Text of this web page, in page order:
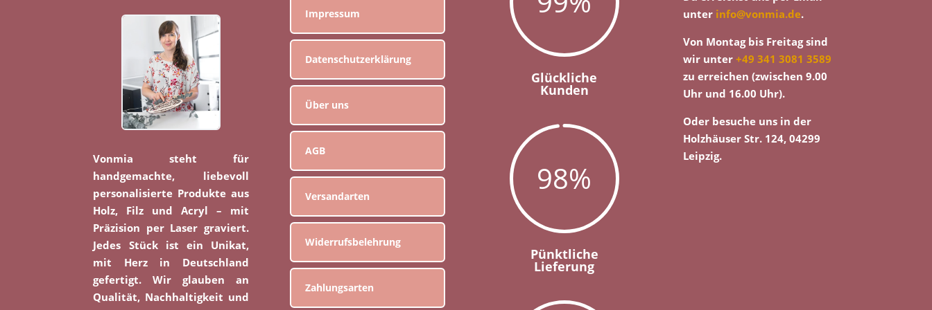
Vonmia steht für
handgemachte, liebevoll
personalisierte Produkte aus
Holz, Filz und Acryl – mit
Präzision per Laser graviert.
Jedes Stück ist ein Unikat,
mit Herz in Deutschland
gefertigt. Wir glauben an
Qualität, Nachhaltigkeit und
Impressum
Datenschutzerklärung
Über uns
AGB
Versandarten
Widerrufsbelehrung
Zahlungsarten
Glückliche
Kunden
98%
Pünktliche
Lieferung
unter info@vonmia.de.
Von Montag bis Freitag sind
wir unter+49 341 3081 3589
zu erreichen (zwischen 9.00
Uhr und 16.00 Uhr).
Oder besuche uns in der
Holzhäuser Str. 124, 04299
Leipzig.